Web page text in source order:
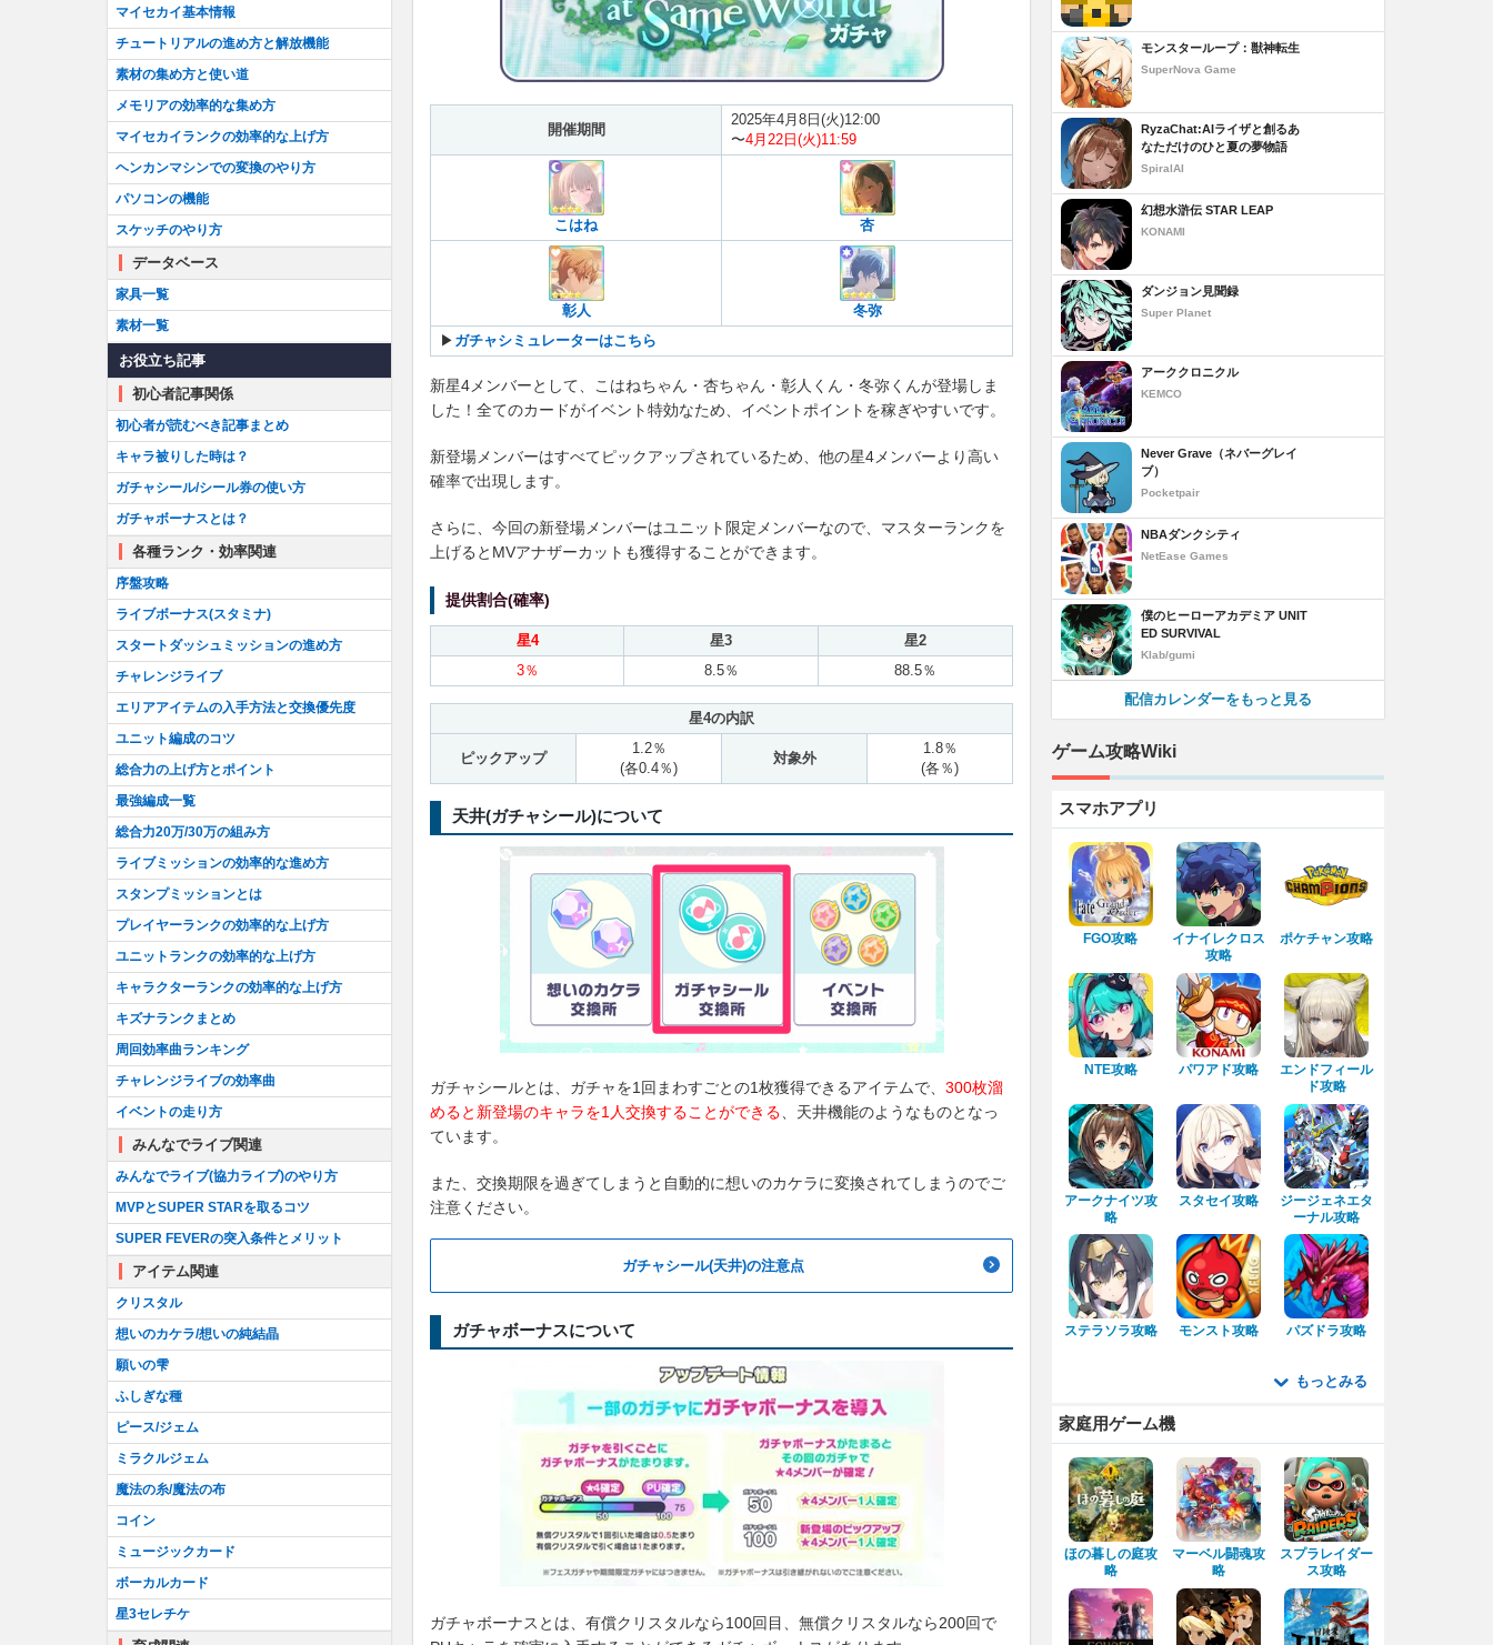
開催期間
2025年4月8日(火)12:00
〜4月22日(火)11:59
こはね 杏
彰人
冬弥
▶︎ ガチャシミュレーターはこちら
新星4メンバーとして、こはねちゃん・杏ちゃん・彰人くん・冬弥くんが登場しま
した！全てのカードがイベント特効なため、イベントポイントを稼ぎやすいです。
新登場メンバーはすべてピックアップされているため、他の星4メンバーより高い
確率で出現します。
さらに、今回の新登場メンバーはユニット限定メンバーなので、マスターランクを
上げるとMVアナザーカットも獲得することができます。
提供割合(確率)
星4 星3
星2
3％
8.5％ 88.5％
星4の内訳
ピックアップ
1.2％
(各0.4％)
対象外
1.8％
(各％)
天井(ガチャシール)について
ガチャシールとは、ガチャを1回まわすごとの1枚獲得できるアイテムで、 300枚溜
めると新登場のキャラを1人交換することができる 、天井機能のようなものとなっ
ています。
また、交換期限を過ぎてしまうと自動的に想いのカケラに変換されてしまうのでご
注意ください。
ガチャシール(天井)の注意点
ガチャボーナスについて
ガチャボーナスとは、有償クリスタルなら100回目、無償クリスタルなら200回で
マイセカイ基本情報
チュートリアルの進め方と解放機能
素材の集め方と使い道
メモリアの効率的な集め方
マイセカイランクの効率的な上げ方
ヘンカンマシンでの変換のやり方
パソコンの機能
スケッチのやり方
データベース
家具一覧
素材一覧
お役立ち記事
初心者記事関係
初心者が読むべき記事まとめ
キャラ被りした時は？
ガチャシール/シール券の使い方
ガチャボーナスとは？
各種ランク・効率関連
序盤攻略
ライブボーナス(スタミナ)
スタートダッシュミッションの進め方
チャレンジライブ
エリアアイテムの入手方法と交換優先度
ユニット編成のコツ
総合力の上げ方とポイント
最強編成一覧
総合力20万/30万の組み方
ライブミッションの効率的な進め方
スタンプミッションとは
プレイヤーランクの効率的な上げ方
ユニットランクの効率的な上げ方
キャラクターランクの効率的な上げ方
キズナランクまとめ
周回効率曲ランキング
チャレンジライブの効率曲
イベントの走り方
みんなでライブ関連
みんなでライブ(協力ライブ)のやり方
MVPとSUPER STARを取るコツ
SUPER FEVERの突入条件とメリット
アイテム関連
クリスタル
想いのカケラ/想いの純結晶
願いの雫
ふしぎな種
ピース/ジェム
ミラクルジェム
魔法の糸/魔法の布
コイン
ミュージックカード
ボーカルカード
星3セレチケ
モンスターループ：獣神転生
SuperNova Game
RyzaChat:AIライザと創るあ
なただけのひと夏の夢物語
SpiralAI
幻想水滸伝 STAR LEAP
KONAMI
ダンジョン見聞録
Super Planet
アーククロニクル
KEMCO
Never Grave（ネバーグレイ
ブ）
Pocketpair
NBAダンクシティ
NetEase Games
僕のヒーローアカデミア UNIT
ED SURVIVAL
Klab/gumi
配信カレンダーをもっと見る
ゲーム攻略Wiki
スマホアプリ
FGO攻略
イナイレクロス
攻略
ポケチャン攻略
NTE攻略 パワアド攻略
エンドフィール
ド攻略
アークナイツ攻
略
スタセイ攻略
ジージェネエタ
ーナル攻略
ステラソラ攻略 モンスト攻略 パズドラ攻略
もっとみる
家庭用ゲーム機
ほの暮しの庭攻
略
マーベル闘魂攻
略
スプラレイダー
ス攻略